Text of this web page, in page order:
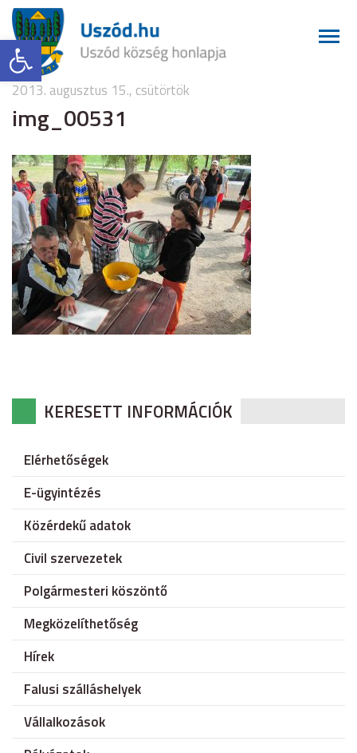
Eszköztár megnyitása
2013. augusztus 15., csütörtök
img_00531
KERESETT INFORMÁCIÓK
Elérhetőségek
E-ügyintézés
Közérdekű adatok
Civil szervezetek
Polgármesteri köszöntő
Megközelíthetőség
Hírek
Falusi szálláshelyek
Vállalkozások